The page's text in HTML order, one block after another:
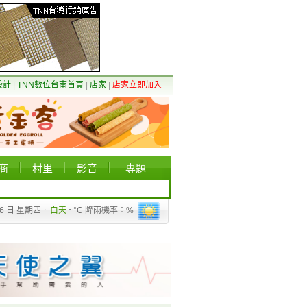
計 TNN數位台南首頁 店家 店家立即加入
村里 影音 專題
日 星期四 白天 ~°C 降雨機率：%